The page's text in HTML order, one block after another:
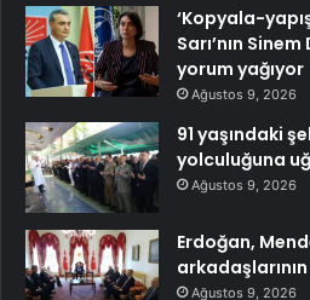
‘Kopyala-
Sarı’nın
yorum yağıyor
Ağustos 9, 2026
91 yaşındaki
yolculuğuna
Ağustos 9, 2026
Erdoğan,
Ağustos 9, 2026